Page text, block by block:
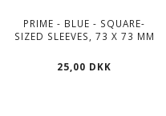
PRIME - BLUE - SQUARE-
SIZED SLEEVES, 73 X 73 MM
25,00 DKK